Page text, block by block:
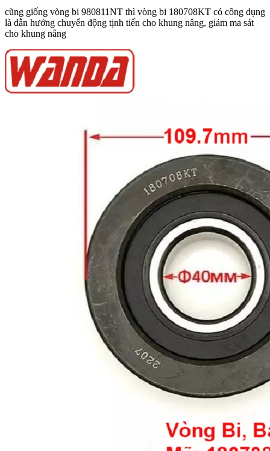
cũng giống vòng bi 980811NT thì vòng bi 180708KT có công dụng
là dẫn hướng chuyển động tịnh tiến cho khung nâng, giảm ma sát
cho khung nâng